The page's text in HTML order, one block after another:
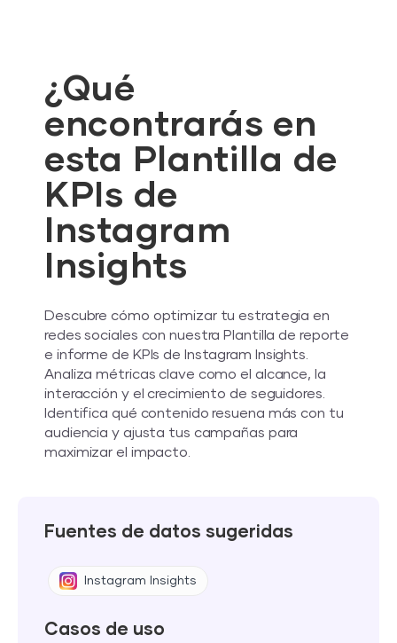
¿Qué
encontrarás en
esta Plantilla de
KPIs de
Instagram
Insights
Descubre cómo optimizar tu estrategia en
redes sociales con nuestra Plantilla de reporte
e informe de KPIs de Instagram Insights.
Analiza métricas clave como el alcance, la
interacción y el crecimiento de seguidores.
Identifica qué contenido resuena más con tu
audiencia y ajusta tus campañas para
maximizar el impacto.
Fuentes de datos sugeridas
Instagram Insights
Casos de uso